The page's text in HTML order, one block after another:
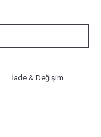
İade & Değişim